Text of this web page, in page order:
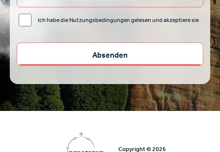
Ich habe die Nutzungsbedingungen gelesen und akzeptiere sie
Copyright © 2026